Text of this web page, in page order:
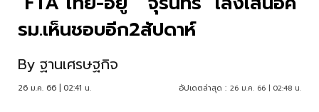
รม.เห็นชอบอีก2สัปดาห์
By ฐานเศรษฐกิจ
26 ม.ค. 66 | 02:41 น. อัปเดตล่าสุด : 26 ม.ค. 66 | 02:48 น.